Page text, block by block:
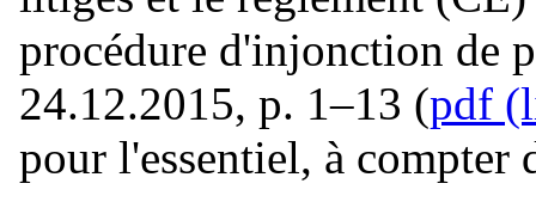
procédure d'injonction de
24.12.2015, p. 1–13 (pdf
pour l'essentiel, à